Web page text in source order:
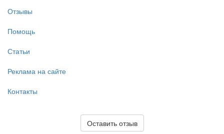
Отзывы
Помощь
Статьи
Реклама на сайте
Контакты
Оставить отзыв